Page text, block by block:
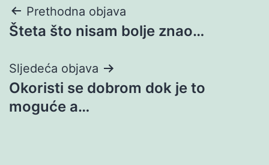
Navigacija
objava
Prethodna objava
Šteta što nisam bolje znao…
Sljedeća objava
Okoristi se dobrom dok je to
moguće a…